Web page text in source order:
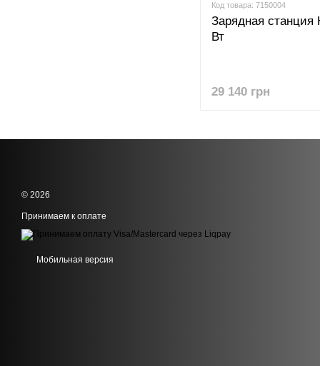
Код товара: 7150004
Зарядная станция
Вт
29 140 грн
© 2026
Принимаем к оплате
Мобильная версия